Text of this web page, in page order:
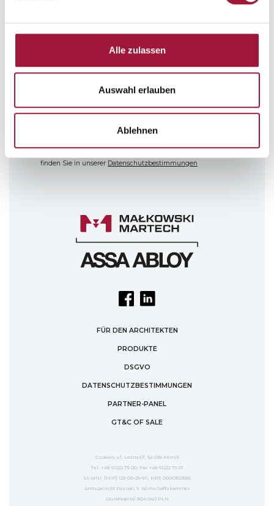
Alle zulassen
Auswahl erlauben
Ablehnen
NEWSLETTER!
im Newsletter-Anmeldeformular angegebenen
kommerzieller Informationen über die von Małkowski-Martech
Die Erteilung dieser Einwilligung ist freiwillig. Ich wurde auch
finden Sie in unserer Datenschutzbestimmungen
FÜR DEN ARCHITEKTEN
PRODUKTE
DSGVO
DATENSCHUTZBESTIMMUNGEN
PARTNER-PANEL
GT&C OF SALE
Czołowo, ul. Leśna 57, 62-035 Kórnik
Tel. +48 61222 75 00; Fax +48 61222 75 01
St-IdNr. [NIP] 123-00-29-611, KRS 0000350585
Amtsgericht Poznań, 9. Wirtschaftskammer
Grundkapital 804 040 PLN